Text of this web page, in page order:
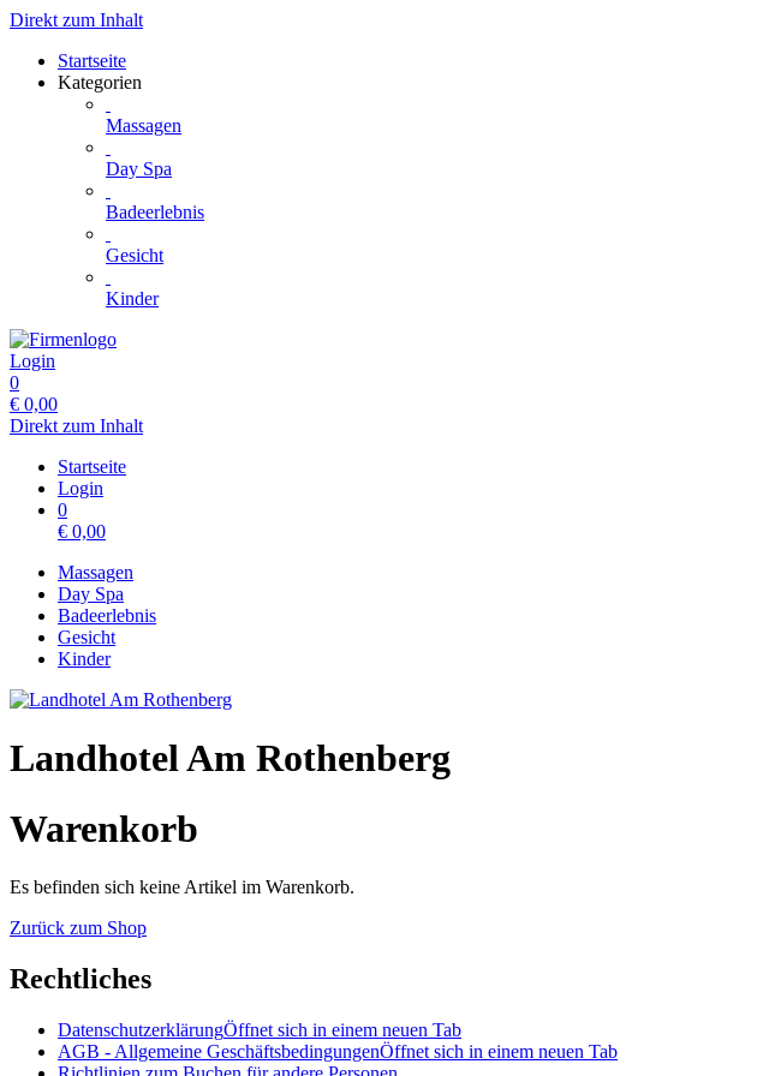
Direkt zum Inhalt
Startseite
Kategorien
Massagen
Day Spa
Badeerlebnis
Gesicht
Kinder
Login
0
€ 0,00
Direkt zum Inhalt
Startseite
Login
0
€ 0,00
Massagen
Day Spa
Badeerlebnis
Gesicht
Kinder
Landhotel Am Rothenberg
Warenkorb
Es befinden sich keine Artikel im Warenkorb.
Zurück zum Shop
Rechtliches
DatenschutzerklärungÖffnet sich in einem neuen Tab
AGB - Allgemeine GeschäftsbedingungenÖffnet sich in einem neuen Tab